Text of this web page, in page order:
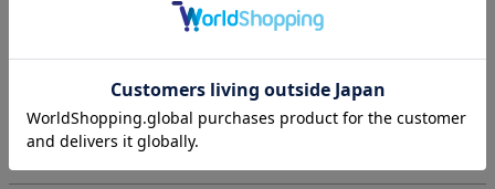
Flower Earrings (Silver)
CART
Flower Earrings (Gold)
¥